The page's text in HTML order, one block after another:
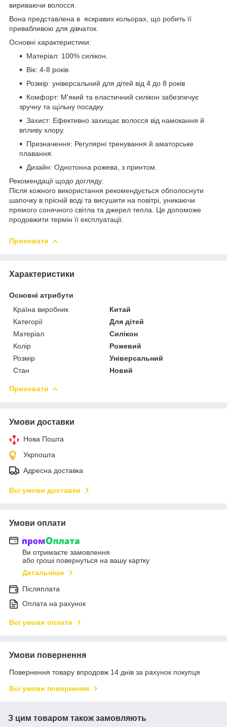
вириваючи волосся.
Вона представлена в яскравих кольорах, що робить її
привабливою для дівчаток.
Основні характеристики:
Матеріал: 100% силікон.
Вік: 4-8 років
Розмір: універсальний для дітей від 4 до 8 років
Комфорт: М'який та еластичний силікон забезпечує
зручну та щільну посадку.
Захист: Ефективно захищає волосся від намокання й
впливу хлору.
Призначення: Регулярні тренування й аматорське
плавання.
Дизайн: Однотонна рожева, з принтом.
Рекомендації щодо догляду:
Після кожного використання рекомендується обполоснути
шапочку в прісній воді та висушити на повітрі, уникаючи
прямого сонячного світла та джерел тепла. Це допоможе
продовжити термін її експлуатації.
Приховати
Характеристики
Основні атрибути
Країна виробник
Китай
Категорії
Для дітей
Матеріал
Силікон
Колір
Рожевий
Розмір
Універсальний
Стан
Новий
Приховати
Умови доставки
Нова Пошта
Укрпошта
Адресна доставка
Всі умови доставки
Умови оплати
Ви отримаєте замовлення
або гроші повернуться на вашу картку
Детальніше
Післяплата
Оплата на рахунок
Всі умови оплати
Умови повернення
Повернення товару впродовж 14 днів за рахунок покупця
Всі умови повернення
З цим товаром також замовляють